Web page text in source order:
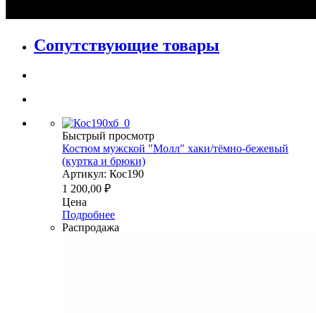
Сопутствующие товары
Быстрый просмотр
Костюм мужской "Молл" хаки/тёмно-бежевый
(куртка и брюки)
Артикул: Кос190
1 200,00 ₽
Цена
Подробнее
Распродажа